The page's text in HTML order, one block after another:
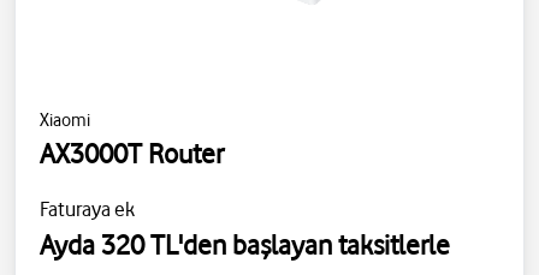
Xiaomi
AX3000T Router
Faturaya ek
Ayda 320 TL'den başlayan taksitlerle